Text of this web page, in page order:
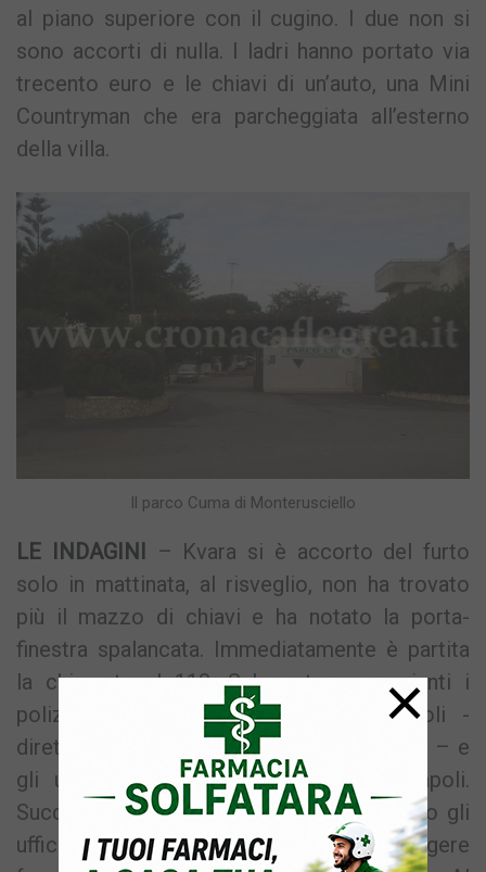
al piano superiore con il cugino. I due non si
sono accorti di nulla. I ladri hanno portato via
trecento euro e le chiavi di un’auto, una Mini
Countryman che era parcheggiata all’esterno
della villa.
Il parco Cuma di Monterusciello
LE INDAGINI
– Kvara si è accorto del furto
solo in mattinata, al risveglio, non ha trovato
più il mazzo di chiavi e ha notato la porta-
finestra spalancata. Immediatamente è partita
la chiamata al 113. Sul posto sono giunti i
poliziotti del Commissariato di Pozzuoli -
diretti dal vice questore Ludovica Carpino – e
gli uomini della Squadra Mobile di Napoli.
Successivamente Kvara si è recato presso gli
uffici di Piazza Italo Balbo per sporgere
×